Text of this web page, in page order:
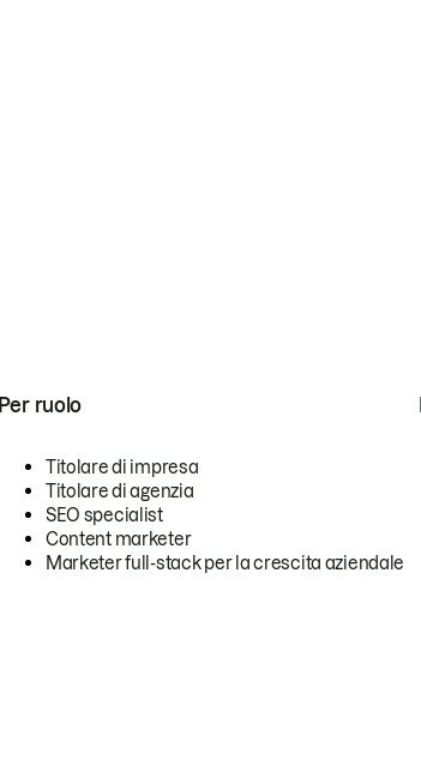
Per ruolo
Titolare di impresa
Titolare di agenzia
SEO specialist
Content marketer
Marketer full-stack per la crescita aziendale